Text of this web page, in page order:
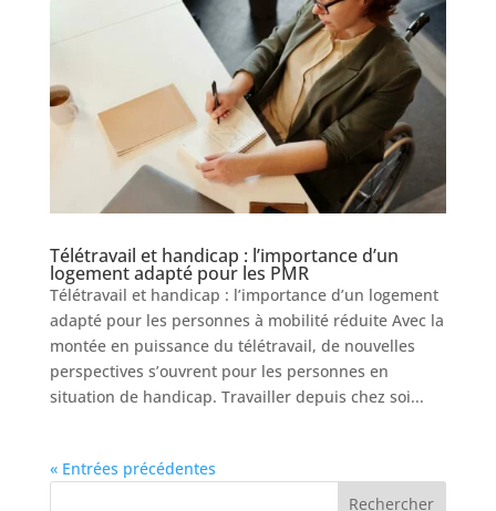
Télétravail et handicap : l’importance d’un
logement adapté pour les PMR
Télétravail et handicap : l’importance d’un logement
adapté pour les personnes à mobilité réduite Avec la
montée en puissance du télétravail, de nouvelles
perspectives s’ouvrent pour les personnes en
situation de handicap. Travailler depuis chez soi...
« Entrées précédentes